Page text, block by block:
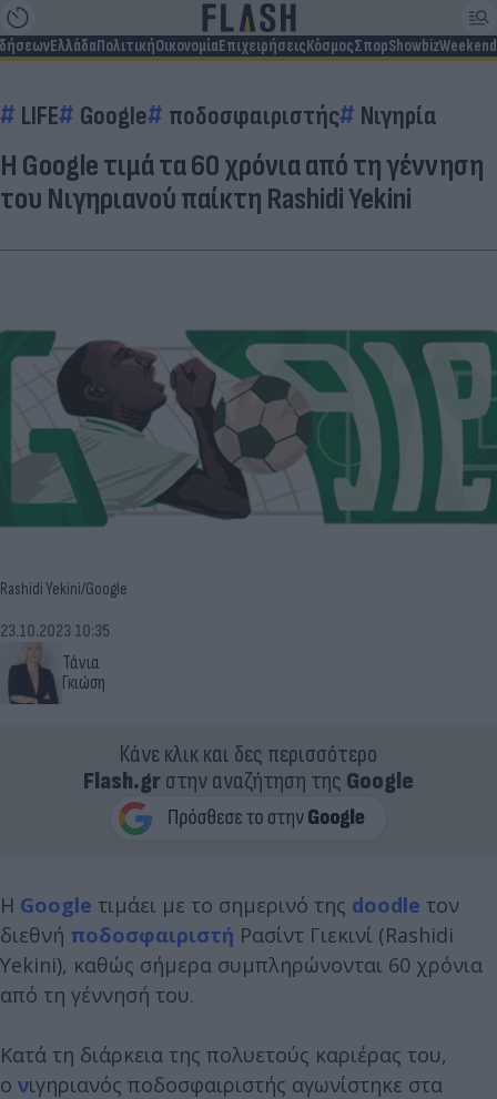
ΕλλάδαΠολιτικήΟικονομίαΕπιχειρήσειςΚόσμοςΣπορShowbizWeekend
LIFE Google ποδοσφαιριστής Νιγηρία
Η Google τιμά τα 60 χρόνια από τη γέννηση
του Νιγηριανού παίκτη Rashidi Yekini
Rashidi Yekini/Google
Τάνια
Γκιώση
23.10.2023 10:35
Κάνε κλικ και δες περισσότερο
Flash.grστην αναζήτηση της Google
Η Google τιμάει με το σημερινό της doodle τον
διεθνή ποδοσφαιριστή Ρασίντ Γιεκινί (Rashidi
Yekini), καθώς σήμερα συμπληρώνονται 60 χρόνια
από τη γέννησή του.
Κατά τη διάρκεια της πολυετούς καριέρας του,
ο νιγηριανός ποδοσφαιριστής αγωνίστηκε στα